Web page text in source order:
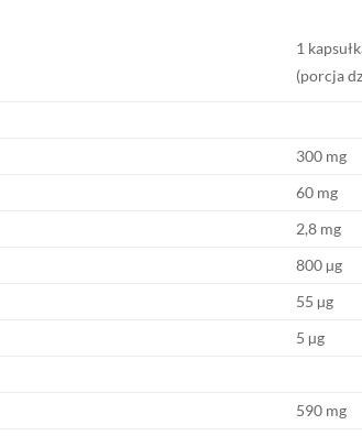
1
(porcja
300 mg
60 mg
2,8 mg
800 µg
55 µg
5 µg
590 mg